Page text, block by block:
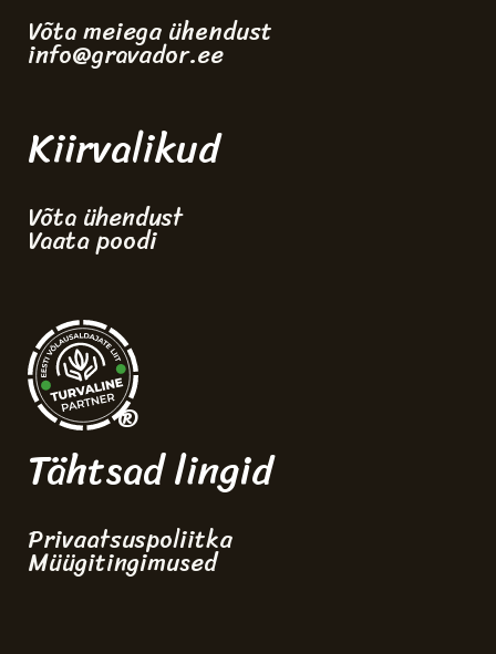
Võta meiega ühendust
info@gravador.ee
Kiirvalikud
Võta ühendust
Vaata poodi
®
Tähtsad lingid
Privaatsuspoliitka
Müügitingimused